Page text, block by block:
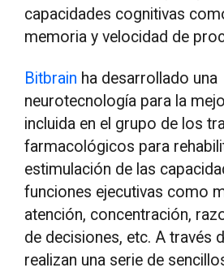
capacidades cognitivas
memoria y velocidad de
Bitbrain ha desarrollado una
neurotecnología para la
incluida en el grupo de los
farmacológicos para
estimulación de las
funciones ejecutivas como
atención, concentración,
de decisiones, etc. A través
realizan una serie de